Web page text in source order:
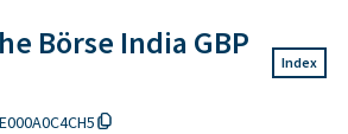
Börse India GBP
Index